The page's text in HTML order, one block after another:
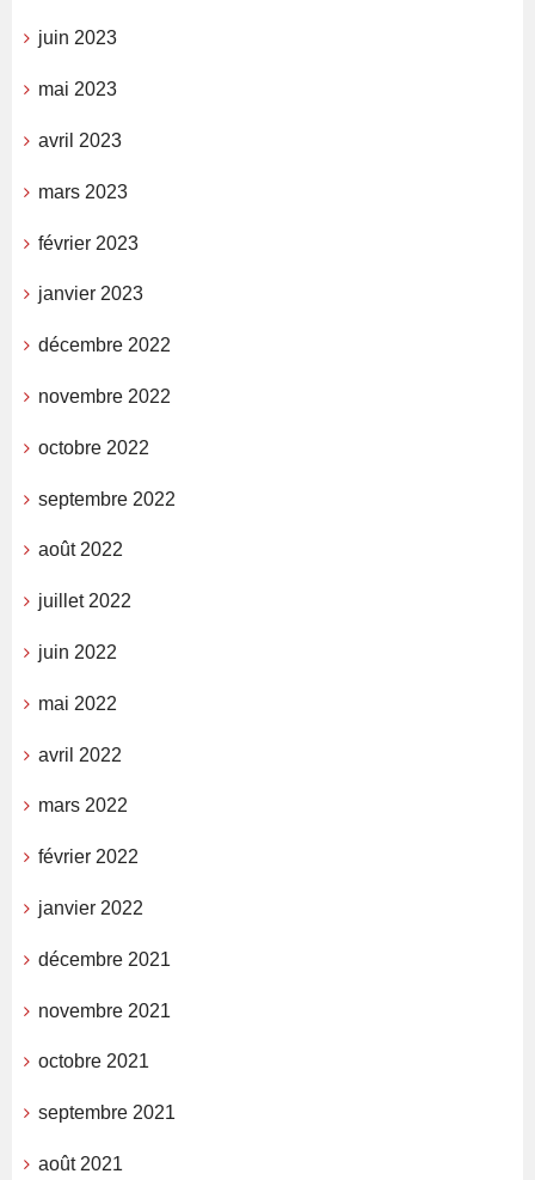
juin 2023
mai 2023
avril 2023
mars 2023
février 2023
janvier 2023
décembre 2022
novembre 2022
octobre 2022
septembre 2022
août 2022
juillet 2022
juin 2022
mai 2022
avril 2022
mars 2022
février 2022
janvier 2022
décembre 2021
novembre 2021
octobre 2021
septembre 2021
août 2021